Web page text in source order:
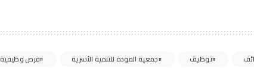
توظيف جمعية المودة للتنمية الأسرية فرص وظيفية